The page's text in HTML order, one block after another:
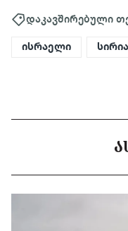
დაკავშირებული
ისრაელი სირია